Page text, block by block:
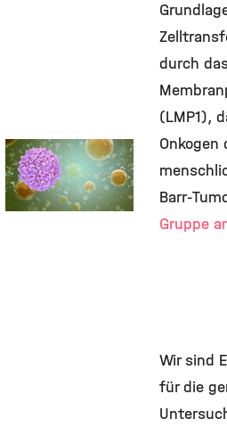
Signalübertragung
in Gesundheit und
Krankheit
durch
(LMP1),
Onkogen
Barr-
Gruppe
Wir sind
für die